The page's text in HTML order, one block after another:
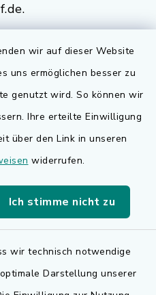
wir auf dieser Website
uns ermöglichen besser zu
genutzt wird. So können wir
Ihre erteilte Einwilligung
über den Link in unseren
widerrufen.
Ich stimme nicht zu
wir technisch notwendige
Darstellung unserer